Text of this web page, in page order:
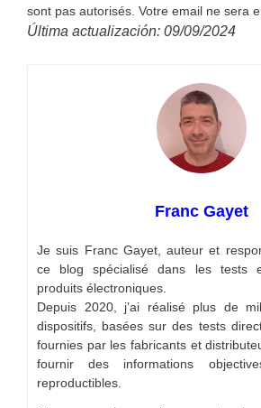
sont pas autorisés. Votre email ne sera
Última actualización: 09/09/2024
Franc Gayet
Je suis Franc Gayet, auteur et
ce blog spécialisé dans les tests
produits électroniques.
Depuis 2020, j’ai réalisé plus de
dispositifs, basées sur des tests
fournies par les fabricants et
fournir des informations
reproductibles.